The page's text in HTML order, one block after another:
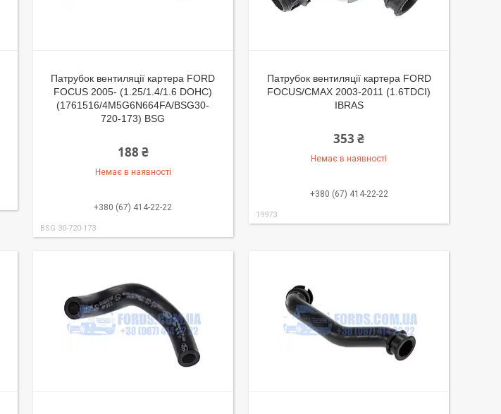
Патрубок вентиляції картера FORD
FOCUS 2005- (1.25/1.4/1.6 DOHC)
(1761516/4M5G6N664FA/BSG30-
720-173) BSG
188 ₴
Немає в наявності
+380 (67) 414-22-22
BSG 30-720-173
Патрубок вентиляції картера FORD
FOCUS/CMAX 2003-2011 (1.6TDCI)
IBRAS
353 ₴
Немає в наявності
+380 (67) 414-22-22
19973